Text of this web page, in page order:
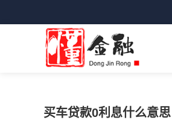
买车贷款0利息什么意